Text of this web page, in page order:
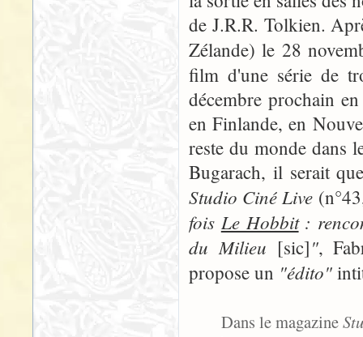
de J.R.R. Tolkien.
Zélande) le 28
film d'une série de
décembre prochain
en Finlande, en
reste du monde dans
Bugarach, il serait
Studio Ciné Live
fois Le Hobbit:
du Milieu [sic]",
propose un "édito"
Dans le magazine